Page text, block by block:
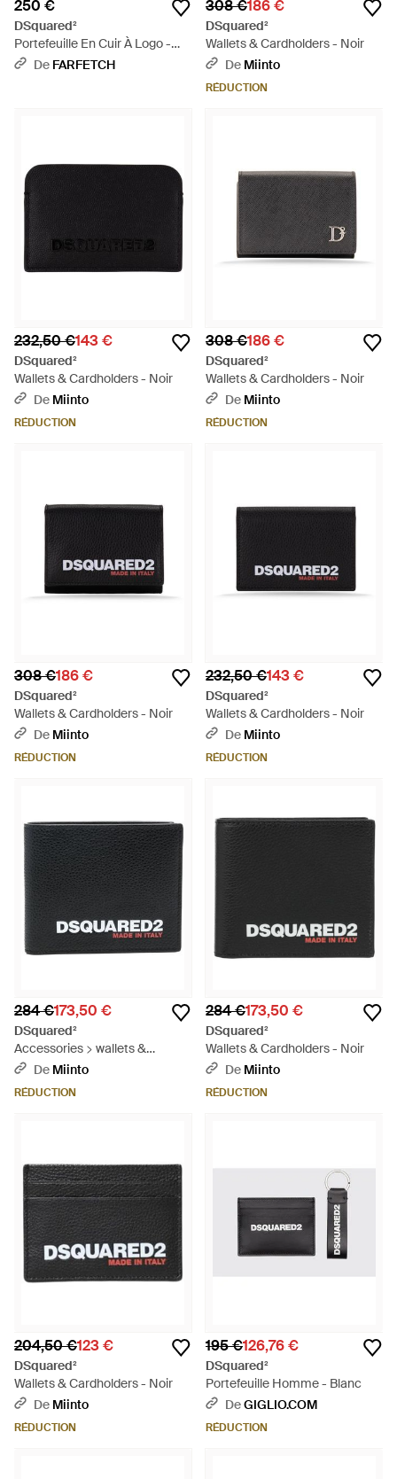
250 €
DSquared²
Portefeuille En Cuir À Logo -
NoirDe FARFETCH
308 €186 €
DSquared²
Wallets & Cardholders - Noir
De Miinto
RÉDUCTION
232,50 €143 €
DSquared²
Wallets & Cardholders - Noir
De Miinto
RÉDUCTION
308 €186 €
DSquared²
Wallets & Cardholders - Noir
De Miinto
RÉDUCTION
308 €186 €
DSquared²
Wallets & Cardholders - Noir
De Miinto
RÉDUCTION
232,50 €143 €
DSquared²
Wallets & Cardholders - Noir
De Miinto
RÉDUCTION
284 €173,50 €
DSquared²
Accessories > wallets &
cardholders - Noir
De Miinto
RÉDUCTION
284 €173,50 €
DSquared²
Wallets & Cardholders - Noir
De Miinto
RÉDUCTION
204,50 €123 €
DSquared²
Wallets & Cardholders - Noir
De Miinto
RÉDUCTION
195 €126,76 €
DSquared²
Portefeuille Homme - Blanc
DeGIGLIO.COM
RÉDUCTION